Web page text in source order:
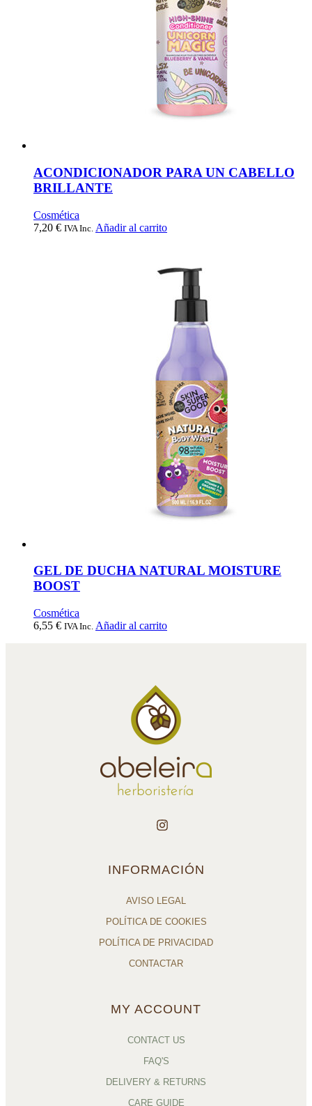
ACONDICIONADOR PARA UN CABELLO
BRILLANTE
Cosmética
7,20 € IVA Inc. Añadir al carrito
GEL DE DUCHA NATURAL MOISTURE
BOOST
Cosmética
6,55 € IVA Inc. Añadir al carrito
INFORMACIÓN
AVISO LEGAL
POLÍTICA DE COOKIES
POLÍTICA DE PRIVACIDAD
CONTACTAR
MY ACCOUNT
CONTACT US
FAQ'S
DELIVERY & RETURNS
CARE GUIDE